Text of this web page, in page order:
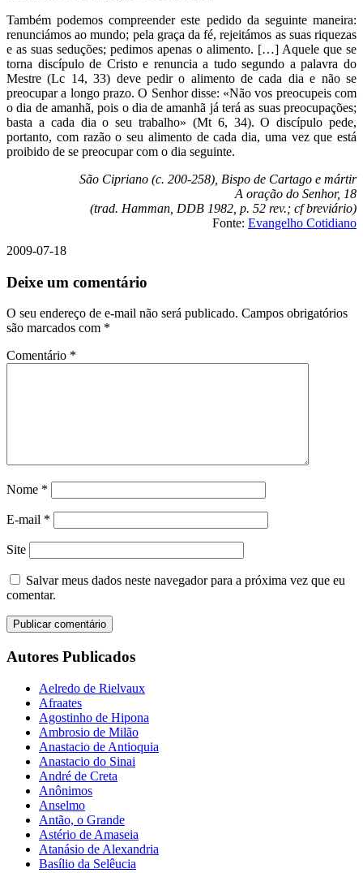
Também podemos compreender este pedido da seguinte maneira:
renunciámos ao mundo; pela graça da fé, rejeitámos as suas riquezas
e as suas seduções; pedimos apenas o alimento. […] Aquele que se
torna discípulo de Cristo e renuncia a tudo segundo a palavra do
Mestre (Lc 14, 33) deve pedir o alimento de cada dia e não se
preocupar a longo prazo. O Senhor disse: «Não vos preocupeis com
o dia de amanhã, pois o dia de amanhã já terá as suas preocupações;
basta a cada dia o seu trabalho» (Mt 6, 34). O discípulo pede,
portanto, com razão o seu alimento de cada dia, uma vez que está
proibido de se preocupar com o dia seguinte.
São Cipriano (c. 200-258), Bispo de Cartago e mártir
A oração do Senhor, 18
(trad. Hamman, DDB 1982, p. 52 rev.; cf breviário)
Fonte: Evangelho Cotidiano
2009-07-18
Deixe um comentário
O seu endereço de e-mail não será publicado. Campos obrigatórios
são marcados com *
Comentário *
Nome *
E-mail *
Site
Salvar meus dados neste navegador para a próxima vez que eu
comentar.
Autores Publicados
Aelredo de Rielvaux
Afraates
Agostinho de Hipona
Ambrosio de Milão
Anastacio de Antioquia
Anastacio do Sinai
André de Creta
Anônimos
Anselmo
Antão, o Grande
Astério de Amaseia
Atanásio de Alexandria
Basílio da Selêucia